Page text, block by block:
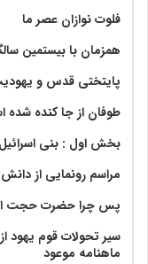
فلوت نوازان عصر ما
همزمان با بیستمین
پایتختی قدس و
طوفان از جا کنده شده
بخش اول : بنی
مراسم رونمایی از
پس چرا حضرت حجت
سیر تحولات قوم
ماهنامه موعود